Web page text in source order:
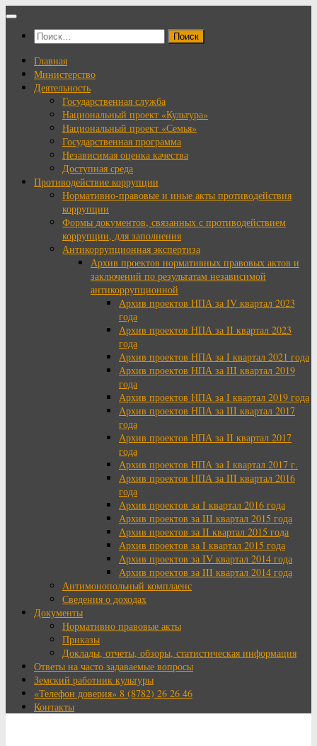
Перейти
содержимому
Найти:
Главная
Министерство
Деятельность
Государственная служба
Национальный проект «Культура»
Национальный проект «Семья»
Государственная программа
Независимая оценка качества
Доступная среда
Противодействие коррупции
Нормативно-правовые и иные акты противодействия
коррупции
Формы документов, связанных с противодействием
коррупции, для заполнения
Антикоррупционная экспертиза
Архив проектов нормативных правовых актов и
заключений по результатам независимой
антикоррупционной
Архив проектов НПА за IV квартал 2023
года
Архив проектов НПА за II квартал 2023
года
Архив проектов НПА за I квартал 2021 года
Архив проектов НПА за III квартал 2019
года
Архив проектов НПА за I квартал 2019 года
Архив проектов НПА за III квартал 2017
года
Архив проектов НПА за II квартал 2017
года
Архив проектов НПА за I квартал 2017 г.
Архив проектов НПА за III квартал 2016
года
Архив проектов за I квартал 2016 года
Архив проектов за III квартал 2015 года
Архив проектов за II квартал 2015 года
Архив проектов за I квартал 2015 года
Архив проектов за IV квартал 2014 года
Архив проектов за III квартал 2014 года
Антимонопольный комплаенс
Сведения о доходах
Документы
Нормативно правовые акты
Приказы
Доклады, отчеты, обзоры, статистическая информация
Ответы на часто задаваемые вопросы
Земский работник культуры
«Телефон доверия» 8 (8782) 26 26 46
Контакты